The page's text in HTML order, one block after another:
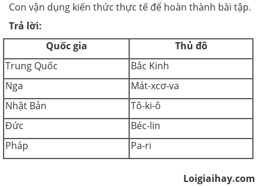
Con vận dụng kiến thức thực tế để hoàn thành bài tập.
Trả lời:
Quốc gia
Thủ đô
Trung Quốc
Bắc Kinh
Nga
Mát-xcơ-va
Nhật Bản
Tô-ki-ô
Đức
Béc-lin
Pháp
Pa-ri
Loigiaihay.com